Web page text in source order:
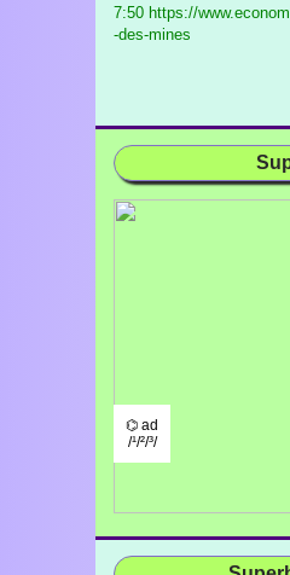
7:50 https://
-des-mines
⌬ ad
/¹/²/³/